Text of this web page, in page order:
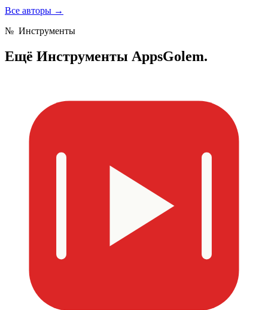
Все авторы →
№ Инструменты
Ещё Инструменты AppsGolem.